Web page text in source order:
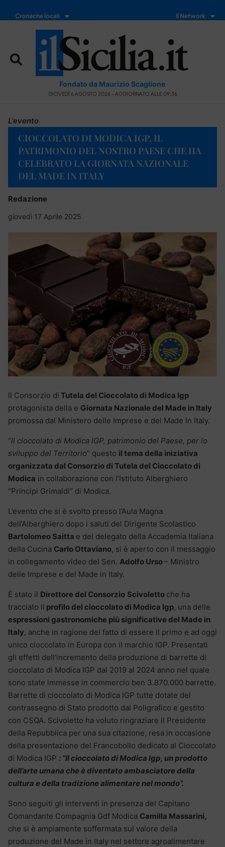
Cronache locali Il Network
Fondato da Maurizio Scaglione
GIOVEDÌ 6 AGOSTO 2026 - AGGIORNATO ALLE 09:36
L'evento
CIOCCOLATO DI MODICA IGP, IL
PATRIMONIO DEL NOSTRO PAESE CHE HA
CELEBRATO LA GIORNATA NAZIONALE
DEL MADE IN ITALY
Redazione
giovedì 17 Aprile 2025
Il Consorzio di Tutela del Cioccolato di Modica Igp
protagonista della e Giornata Nazionale del Made in Italy
promossa dal Ministero delle Imprese e del Made In Italy.
“Il cioccolato di Modica IGP, patrimonio del Paese, per lo
sviluppo del Territorio” questo il tema della iniziativa
organizzata dal Consorzio di Tutela del Cioccolato di
Modica in collaborazione con l’Istituto Alberghiero
“Principi Grimaldi” di Modica.
L’evento che si è svolto presso l’Aula Magna
dell’Alberghiero dopo i saluti del Dirigente Scolastico
Bartolomeo Saitta e del delegato della Accademia Italiana
della Cucina Carlo Ottaviano, si è aperto con il messaggio
in collegamento video del Sen. Adolfo Urso– Ministro
delle Imprese e del Made in Italy.
È stato il Direttore del Consorzio Scivoletto che ha
tracciato il profilo del cioccolato di Modica Igp, una delle
espressioni gastronomiche più significative del Made in
Italy, anche in ragione del fatto di essere il primo e ad oggi
unico cioccolato in Europa con il marchio IGP. Presentati
gli effetti dell’incremento della produzione di barrette di
cioccolato di Modica IGP dal 2019 al 2024 anno nel quale
sono state immesse in commercio ben 3.870.000 barrette.
Barrette di cioccolato di Modica IGP tutte dotate del
contrassegno di Stato prodotto dal Poligrafico e gestito
con CSQA. Scivoletto ha voluto ringraziare il Presidente
della Repubblica per una sua citazione, resa in occasione
della presentazione del Francobollo dedicato al Cioccolato
di Modica IGP : “Il cioccolato di Modica Igp, un prodotto
dell’arte umana che è diventato ambasciatore della
cultura e della tradizione alimentare nel mondo”.
Sono seguiti gli interventi in presenza del Capitano
Comandante Compagnia Gdf Modica Camilla Massarini,
che si è ampiamente soffermata sul valore della
produzione del Made in Italy nel settore agroalimentare